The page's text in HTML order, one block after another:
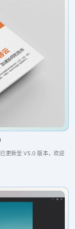
更新至 V5.0 版本，欢迎